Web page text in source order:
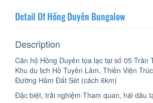
Detail Of Hồng Duyên Bungalow
Description
Căn hộ Hồng Duyên tọa lạc tại số 05 Trần
Khu du lịch Hồ Tuyền Lâm, Thiền Viện
Đường Hầm Đất Sét (cách 6km)
Đặc biệt, trải nghiệm Tham quan, hái dâu